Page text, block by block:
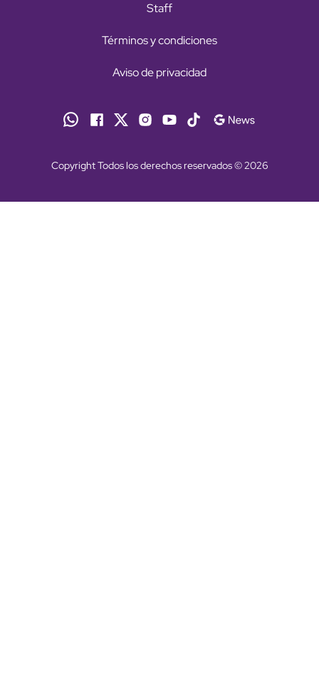
Staff
Términos y condiciones
Aviso de privacidad
Copyright Todos los derechos reservados © 2026